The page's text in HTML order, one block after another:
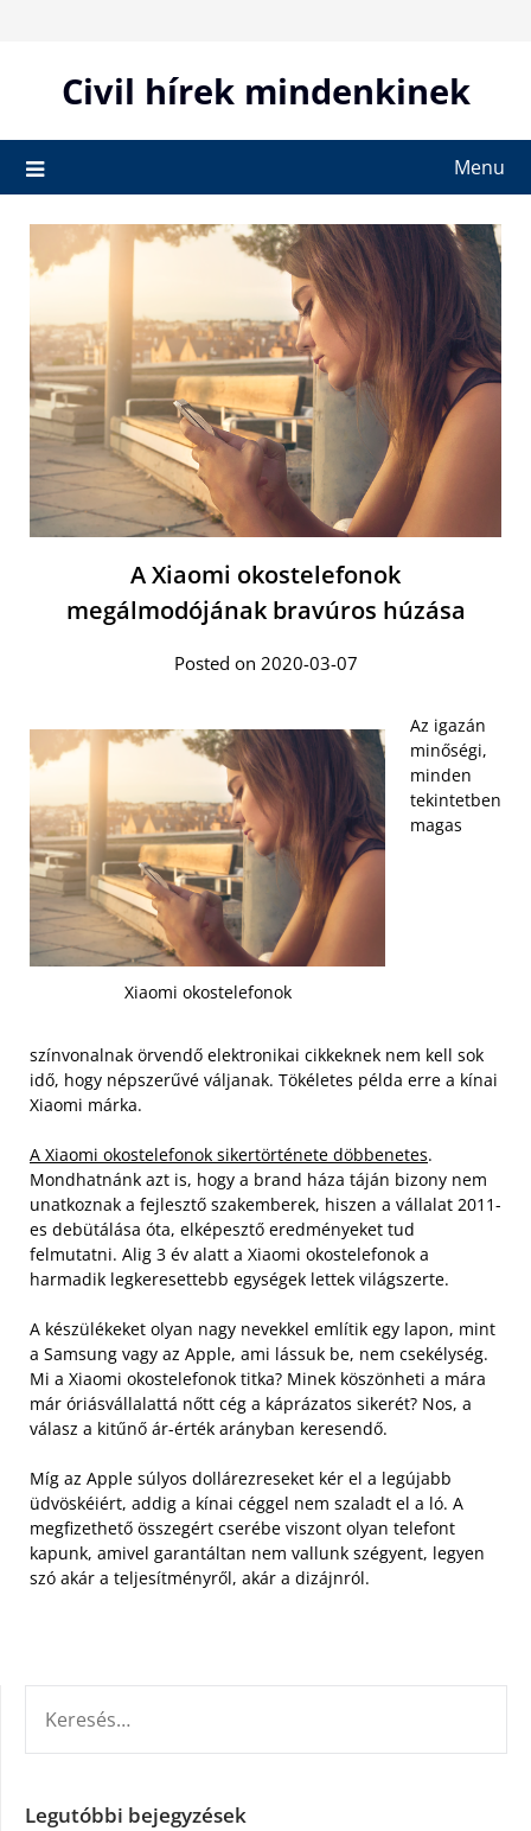
contentCivil hírek mindenkinek
Menu
A Xiaomi okostelefonok
megálmodójának bravúros húzása
Posted on 2020-03-07
Xiaomi okostelefonok
Az igazán
minőségi,
minden
tekintetben
magas
színvonalnak örvendő elektronikai cikkeknek nem kell sok
idő, hogy népszerűvé váljanak. Tökéletes példa erre a kínai
Xiaomi márka.
A Xiaomi okostelefonok sikertörténete döbbenetes.
Mondhatnánk azt is, hogy a brand háza táján bizony nem
unatkoznak a fejlesztő szakemberek, hiszen a vállalat 2011-
es debütálása óta, elképesztő eredményeket tud
felmutatni. Alig 3 év alatt a Xiaomi okostelefonok a
harmadik legkeresettebb egységek lettek világszerte.
A készülékeket olyan nagy nevekkel említik egy lapon, mint
a Samsung vagy az Apple, ami lássuk be, nem csekélység.
Mi a Xiaomi okostelefonok titka? Minek köszönheti a mára
már óriásvállalattá nőtt cég a káprázatos sikerét? Nos, a
válasz a kitűnő ár-érték arányban keresendő.
Míg az Apple súlyos dollárezreseket kér el a legújabb
üdvöskéiért, addig a kínai céggel nem szaladt el a ló. A
megfizethető összegért cserébe viszont olyan telefont
kapunk, amivel garantáltan nem vallunk szégyent, legyen
szó akár a teljesítményről, akár a dizájnról.
Legutóbbi bejegyzések